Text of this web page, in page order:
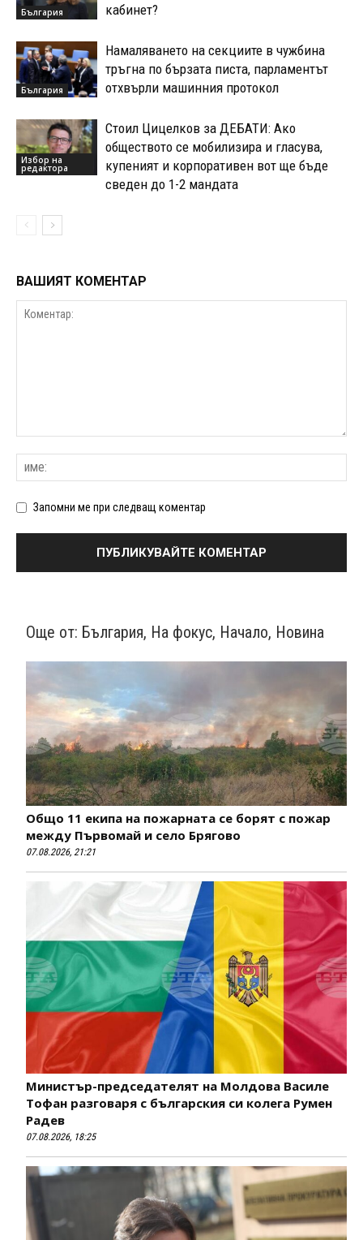
България
кабинет?
България
Намаляването на секциите в чужбина
тръгна по бързата писта, парламентът
отхвърли машинния протокол
Избор на
редактора
Стоил Цицелков за ДЕБАТИ: Ако
обществото се мобилизира и гласува,
купеният и корпоративен вот ще бъде
сведен до 1-2 мандата
ВАШИЯТ КОМЕНТАР
Запомни ме при следващ коментар
Още от: България, На фокус, Начало, Новина
Общо 11 екипа на пожарната се борят с пожар
между Първомай и село Брягово
07.08.2026, 21:21
Министър-председателят на Молдова Василе
Тофан разговаря с българския си колега Румен
Радев
07.08.2026, 18:25